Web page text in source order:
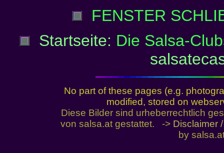
FENSTER
Startseite: Die Salsa-
No part of these pages (e.g.
modified, stored on
Diese Bilder sind urheberrechtlich
von salsa.at gestattet. -> Disclaimer
by